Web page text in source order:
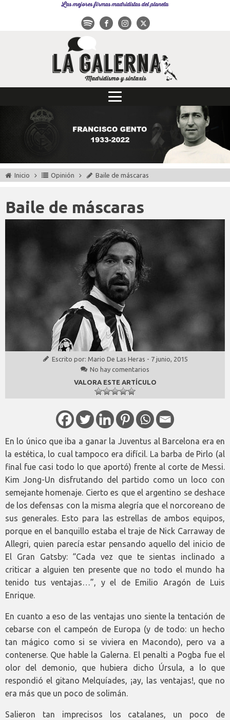
Las mejores firmas madridistas del planeta
Inicio Opinión Baile de máscaras
Baile de máscaras
Escrito por: Mario De Las Heras - 7 junio, 2015
No hay comentarios
VALORA ESTE ARTÍCULO
En lo único que iba a ganar la Juventus al Barcelona era en
la estética, lo cual tampoco era difícil. La barba de Pirlo (al
final fue casi todo lo que aportó) frente al corte de Messi.
Kim Jong-Un disfrutando del partido como un loco con
semejante homenaje. Cierto es que el argentino se deshace
de los defensas con la misma alegría que el norcoreano de
sus generales. Esto para las estrellas de ambos equipos,
porque en el banquillo estaba el traje de Nick Carraway de
Allegri, quien parecía estar pensando aquello del inicio de
El Gran Gatsby: “Cada vez que te sientas inclinado a
criticar a alguien ten presente que no todo el mundo ha
tenido tus ventajas…”, y el de Emilio Aragón de Luis
Enrique.
En cuanto a eso de las ventajas uno siente la tentación de
cebarse con el campeón de Europa (y de todo: un hecho
tan mágico como si se viviera en Macondo), pero va a
contenerse. Que hable la Galerna. El penalti a Pogba fue el
olor del demonio, que hubiera dicho Úrsula, a lo que
respondió el gitano Melquíades, ¡ay, las ventajas!, que no
era más que un poco de solimán.
Salieron tan imprecisos los catalanes, un poco de